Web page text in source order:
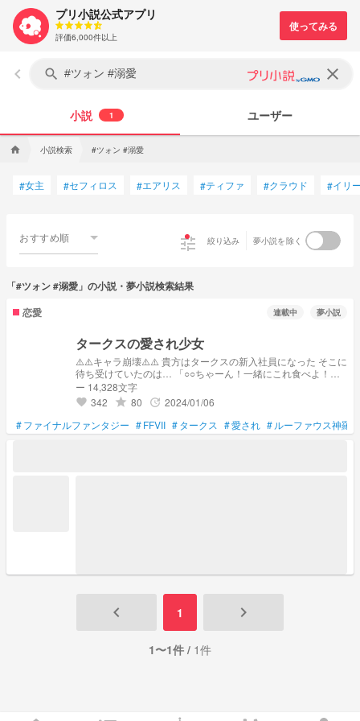
プリ小説公式アプリ
評価6,000件以上
keyboard_arrow_left search clear
小説 1 ユーザー
home 小説検索 #ツォン #溺愛
#女主 #セフィロス #エアリス #ティファ #クラウド #イリ
おすすめ順 tune 絞り込み 夢小説を除く
「#ツォン #溺愛」の小説・夢小説検索結果
恋愛
連載中 夢小説
タークスの愛され少女
⚠️⚠️キャラ崩壊⚠️⚠️ 貴方はタークスの新入社員になった そこに
待ち受けていたのは… 「○○ちゃーん！一緒にこれ食べよ！」
「俺の嫁はいつでも可愛いな」 「お前は私の妻だろ…？」 貴
方は皆に愛されちゃったみたいです ほぼ会話です ※アンジール
とジェネシスよくわかんないです…
ー 14,328文字
favorite 342 grade 80 update 2024/01/06
#ファイナルファンタジー #FFVII #タークス #愛され # ルーファウス神羅
keyboard_arrow_left 1 keyboard_arrow_right
1〜1件 / 1件